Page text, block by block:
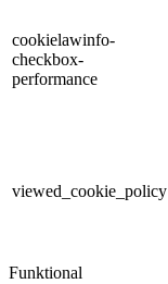
cookielawinfo-
checkbox-
performance
viewed_cookie_policy
Funktional